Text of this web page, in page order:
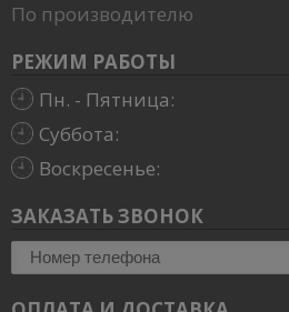
По производителю
РЕЖИМ РАБОТЫ
Пн. - Пятница:
Суббота:
Воскресенье:
ЗАКАЗАТЬ ЗВОНОК